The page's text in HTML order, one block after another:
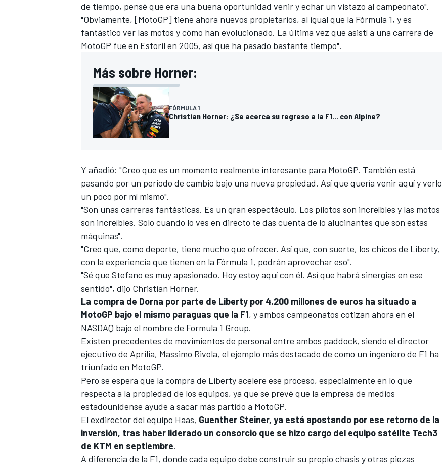
MÁS CATEGORÍAS
de tiempo, pensé que era una buena oportunidad venir y echar un vistazo al campeonato".
"Obviamente, [MotoGP] tiene ahora nuevos propietarios, al igual que la Fórmula 1, y es
fantástico ver las motos y cómo han evolucionado. La última vez que asistí a una carrera de
MotoGP fue en Estoril en 2005, así que ha pasado bastante tiempo".
Más sobre Horner:
FÓRMULA 1
Christian Horner: ¿Se acerca su regreso a la F1... con Alpine?
Y añadió: "Creo que es un momento realmente interesante para MotoGP. También está
pasando por un periodo de cambio bajo una nueva propiedad. Así que quería venir aquí y verlo
un poco por mí mismo".
"Son unas carreras fantásticas. Es un gran espectáculo. Los pilotos son increíbles y las motos
son increíbles. Solo cuando lo ves en directo te das cuenta de lo alucinantes que son estas
máquinas".
"Creo que, como deporte, tiene mucho que ofrecer. Así que, con suerte, los chicos de Liberty,
con la experiencia que tienen en la Fórmula 1, podrán aprovechar eso".
"Sé que Stefano es muy apasionado. Hoy estoy aquí con él. Así que habrá sinergias en ese
sentido", dijo Christian Horner.
La compra de Dorna por parte de Liberty por 4.200 millones de euros ha situado a
MotoGP bajo el mismo paraguas que la F1, y ambos campeonatos cotizan ahora en el
NASDAQ bajo el nombre de Formula 1 Group.
Existen precedentes de movimientos de personal entre ambos paddock, siendo el director
ejecutivo de Aprilia, Massimo Rivola, el ejemplo más destacado de como un ingeniero de F1 ha
triunfado en MotoGP.
Pero se espera que la compra de Liberty acelere ese proceso, especialmente en lo que
respecta a la propiedad de los equipos, ya que se prevé que la empresa de medios
estadounidense ayude a sacar más partido a MotoGP.
El exdirector del equipo Haas, Guenther Steiner, ya está apostando por ese retorno de la
inversión, tras haber liderado un consorcio que se hizo cargo del equipo satélite Tech3
de KTM en septiembre.
A diferencia de la F1, donde cada equipo debe construir su propio chasis y otras piezas